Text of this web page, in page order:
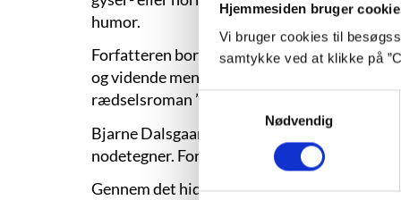
Hjemmesiden bruger
Vi bruger cookies til
samtykke ved at klikke på
Samtykkevalg
Nødvendig
humor.
Forfatteren bor i Højbjerg ved Århus
og vidende menneske, hvis yndlingslæsning
rædselsroman ”The Shining” til F.M.
Bjarne Dalsgaard Svendsen, der er
nodetegner. Forfatteren har dog altid vidst at
Gennem det hidtidige forfatterskab løber